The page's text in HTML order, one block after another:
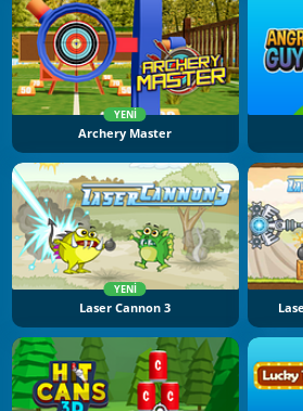
YENI
Archery Master
YENI
Laser Cannon 3